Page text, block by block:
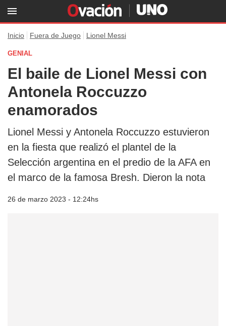
Inicio Fuera de Juego Lionel Messi
GENIAL
El baile de Lionel Messi con
Antonela Roccuzzo
enamorados
Lionel Messi y Antonela Roccuzzo estuvieron
en la fiesta que realizó el plantel de la
Selección argentina en el predio de la AFA en
el marco de la famosa Bresh. Dieron la nota
26 de marzo 2023 - 12:24hs